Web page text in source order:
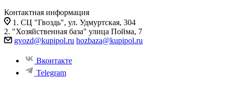
Контактная информация
1. СЦ "Гвоздь", ул. Удмуртская, 304
2. "Хозяйственная база" улица Пойма, 7
gvozd@kupipol.ru hozbaza@kupipol.ru
Вконтакте
Telegram